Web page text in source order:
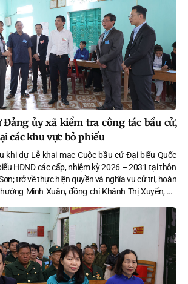
ủy xã kiểm tra công tác bầu cử,
các khu vực bỏ phiếu
khi dự Lễ khai mạc Cuộc bầu cử Đại biểu Quốc
HĐND các cấp, nhiệm kỳ 2026 – 2031 tại thôn
trở về thực hiện quyền và nghĩa vụ cử tri, hoàn
Minh Xuân, đồng chí Khánh Thị Xuyến, Ủy
đi kiểm tra, nắm tình hình công tác bầu cử tại các
bàn xã Yên Sơn.